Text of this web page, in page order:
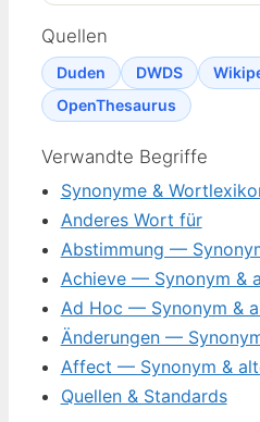
Quellen
Duden DWDS
OpenThesaurus
Verwandte Begriffe
Synonyme &
Anderes Wort für
Abstimmung —
Achieve — Synonym &
Ad Hoc — Synonym &
Änderungen —
Affect — Synonym &
Quellen & Standards